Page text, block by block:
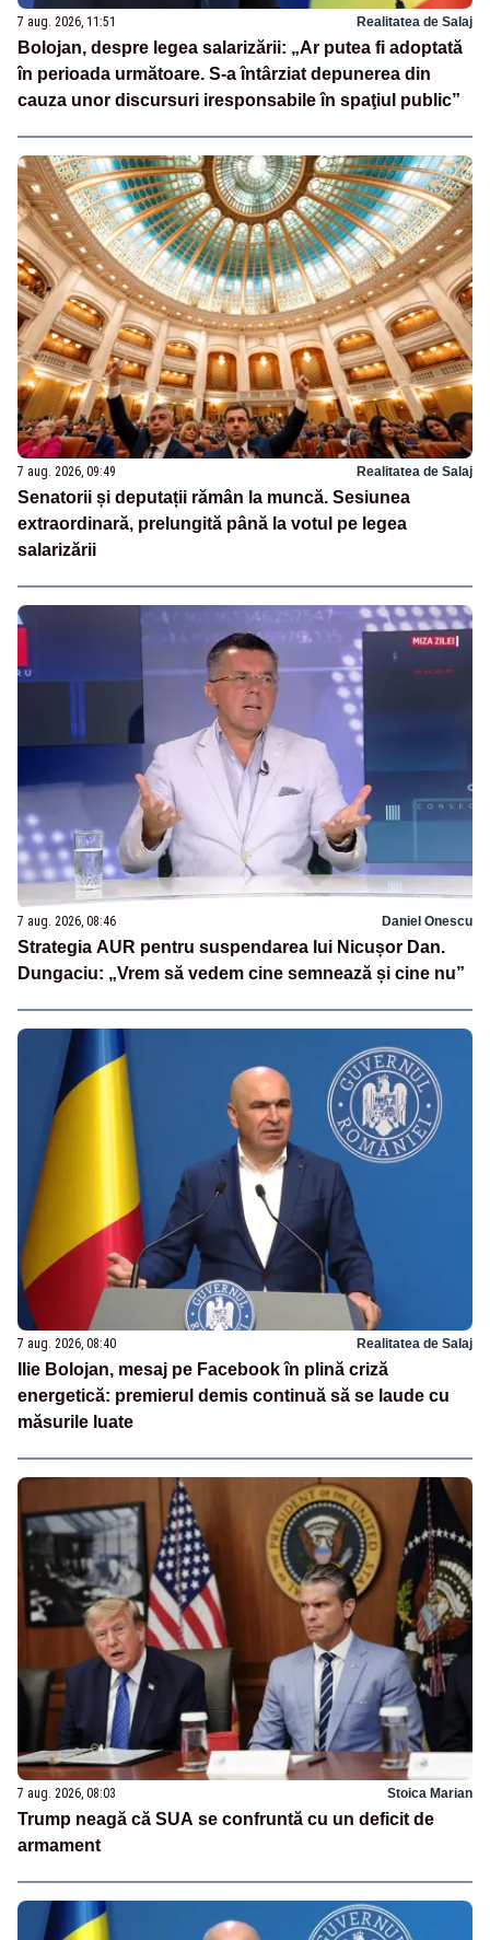
7 aug. 2026, 11:51 Realitatea de Salaj
Bolojan, despre legea salarizării: „Ar putea fi adoptată
în perioada următoare. S-a întârziat depunerea din
cauza unor discursuri iresponsabile în spaţiul public”
7 aug. 2026, 09:49 Realitatea de Salaj
Senatorii și deputații rămân la muncă. Sesiunea
extraordinară, prelungită până la votul pe legea
salarizării
7 aug. 2026, 08:46 Daniel Onescu
Strategia AUR pentru suspendarea lui Nicușor Dan.
Dungaciu: „Vrem să vedem cine semnează și cine nu”
7 aug. 2026, 08:40 Realitatea de Salaj
Ilie Bolojan, mesaj pe Facebook în plină criză
energetică: premierul demis continuă să se laude cu
măsurile luate
7 aug. 2026, 08:03 Stoica Marian
Trump neagă că SUA se confruntă cu un deficit de
armament